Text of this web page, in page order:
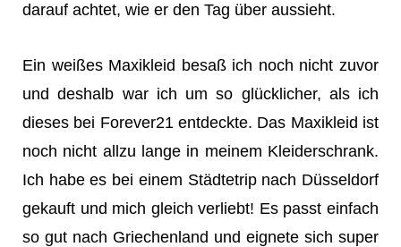
darauf achtet, wie er den Tag über aussieht.
Ein weißes Maxikleid besaß ich noch nicht zuvor
und deshalb war ich um so glücklicher, als ich
dieses bei Forever21 entdeckte. Das Maxikleid ist
noch nicht allzu lange in meinem Kleiderschrank.
Ich habe es bei einem Städtetrip nach Düsseldorf
gekauft und mich gleich verliebt! Es passt einfach
so gut nach Griechenland und eignete sich super